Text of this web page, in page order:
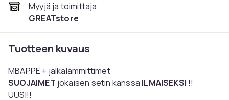
Myyjä ja toimittaja
GREATstore
Tuotteen kuvaus
MBAPPE + jalkalämmittimet
SUOJAIMET jokaisen setin kanssa ILMAISEKSI !!
UUSI!!